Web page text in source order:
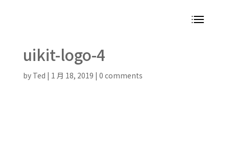
uikit-logo-4
by Ted | 1 月 18, 2019 | 0 comments